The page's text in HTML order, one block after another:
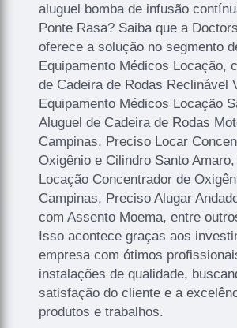
aluguel bomba de infusão
Ponte Rasa? Saiba que a
oferece a solução no segmento
Equipamento Médicos Locação,
de Cadeira de Rodas Reclinável
Equipamento Médicos Locação
Aluguel de Cadeira de Rodas
Campinas, Preciso Locar
Oxigênio e Cilindro Santo
Locação Concentrador de
Campinas, Preciso Alugar
com Assento Moema, entre
Isso acontece graças aos
empresa com ótimos
instalações de qualidade,
satisfação do cliente e a
produtos e trabalhos.